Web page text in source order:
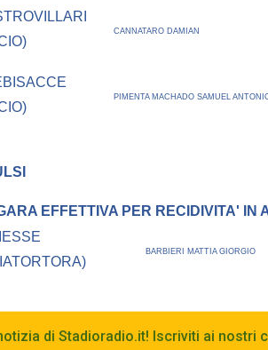
CANNATARO DAMIAN
PIMENTA MACHADO SAMUEL
EFFETTIVA PER RECIDIVITA' IN
BARBIERI MATTIA GIORGIO
di Stadioradio.it! Iscriviti ai nostri